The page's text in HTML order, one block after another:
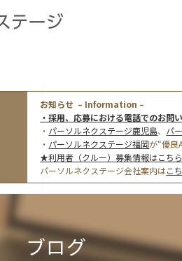
お知らせ – Information –
・採用、応募における電話でのお問
・ パーソルネクステージ鹿児島、 パ
・ パーソルネクステージ福岡が“優良
★利用者（クルー）募集情報はこち
パーソルネクステージ会社案内はこ
ブログ